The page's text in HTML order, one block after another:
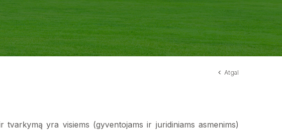
Atgal
yra visiems (gyventojams ir juridiniams asmenims)